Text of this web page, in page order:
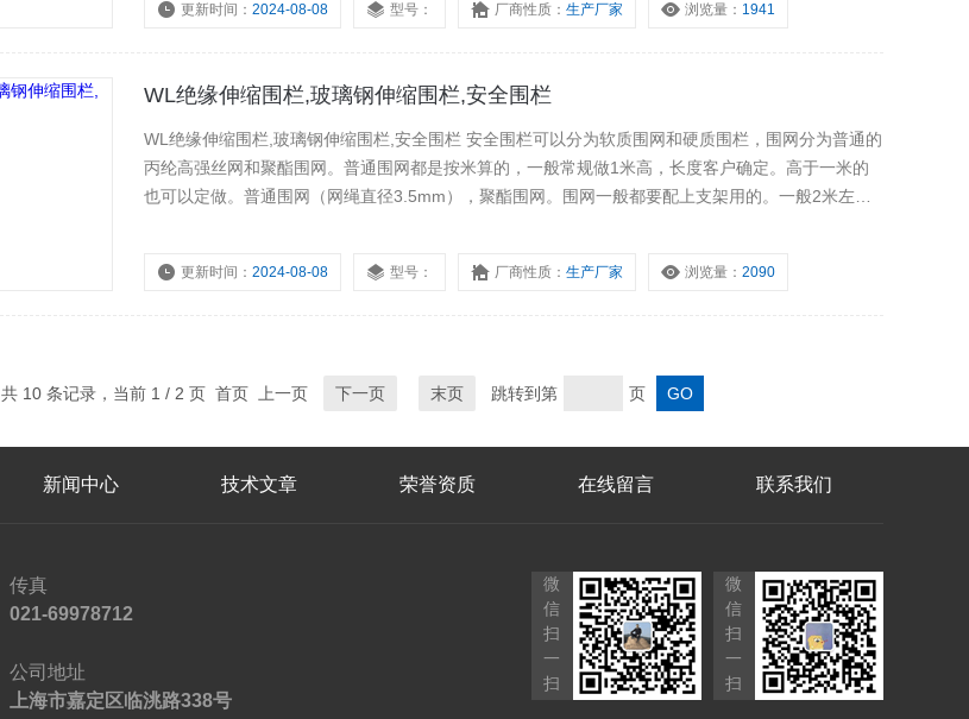
更新时间：2024-08-08 型号： 厂商性质：生产厂家 浏览量： 1941
WL绝缘伸缩围栏,玻璃钢伸缩围栏,安全围栏
WL绝缘伸缩围栏,玻璃钢伸缩围栏,安全围栏 安全围栏可以分为软质围网和硬质围栏，围网分为普通的
丙纶高强丝网和聚酯围网。普通围网都是按米算的，一般常规做1米高，长度客户确定。高于一米的
也可以定做。普通围网（网绳直径3.5mm），聚酯围网。围网一般都要配上支架用的。一般2米左右
更新时间：2024-08-08 型号： 厂商性质：生产厂家 浏览量：2090
共 10 条记录，当前 1 / 2 页 首页 上一页 下一页 末页 跳转到第 页
新闻中心 技术文章 荣誉资质 在线留言 联系我们
传真
021-69978712
公司地址
上海市嘉定区临洮路338号
微
信
扫
一
扫
微
信
扫
一
扫